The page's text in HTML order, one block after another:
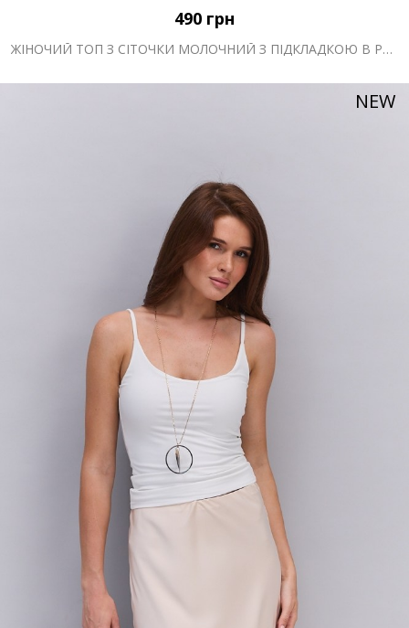
490 грн
ЖІНОЧИЙ ТОП З СІТОЧКИ МОЛОЧНИЙ З ПІДКЛАДКОЮ В РУБЧИК
NEW